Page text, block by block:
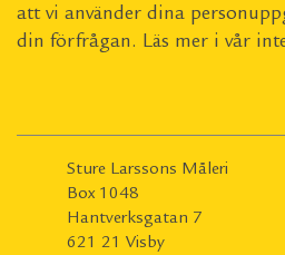
att vi använder dina
din förfrågan. Läs mer i vår
Sture Larssons Måleri
Box 1048
Hantverksgatan 7
621 21 Visby